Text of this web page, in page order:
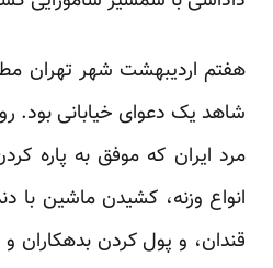
هفتم اردیبهشت شهر تهران
شاهد یک دعوای خیابانی بود.
مرد ایران که موفق به پاره
انواع وزنه، کشیدن ماشین
قندان، و پول کردن بدهکاران